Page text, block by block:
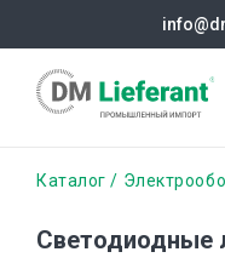
основному
содержанию
Строка
навигации
Каталог
Светодиодные